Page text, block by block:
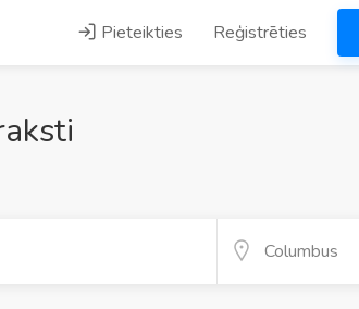
Pieteikties Reģistrēties